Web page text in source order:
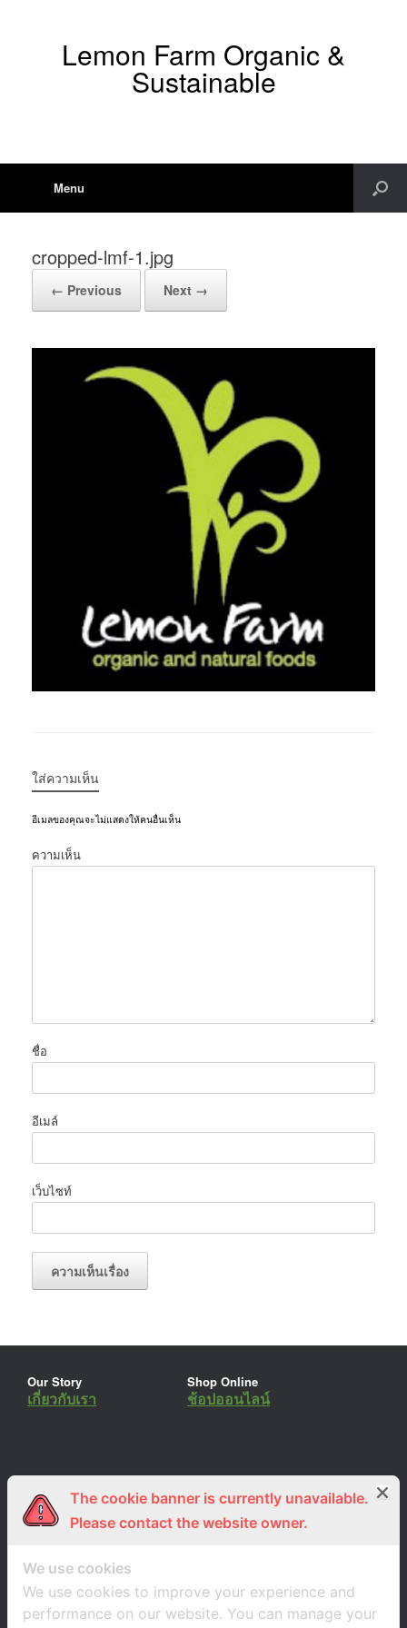
Lemon Farm Organic &
Sustainable
Menu
cropped-lmf-1.jpg
← Previous Next →
ใส่ความเห็น
อีเมลของคุณจะไม่แสดงให้คนอื่นเห็น
ความเห็น
ชื่อ
อีเมล์
เว็บไซท์
Our Story
เกี่ยวกับเรา
Shop Online
ช้อปออนไลน์
ร่วมงานกับเรา
สมัครงาน
Lemon Farm Cafe
ร้านอาหารอินทรีย์
The cookie banner is currently unavailable.
Please contact the website owner.
We use cookies
We use cookies to improve your experience and
performance on our website. You can manage your